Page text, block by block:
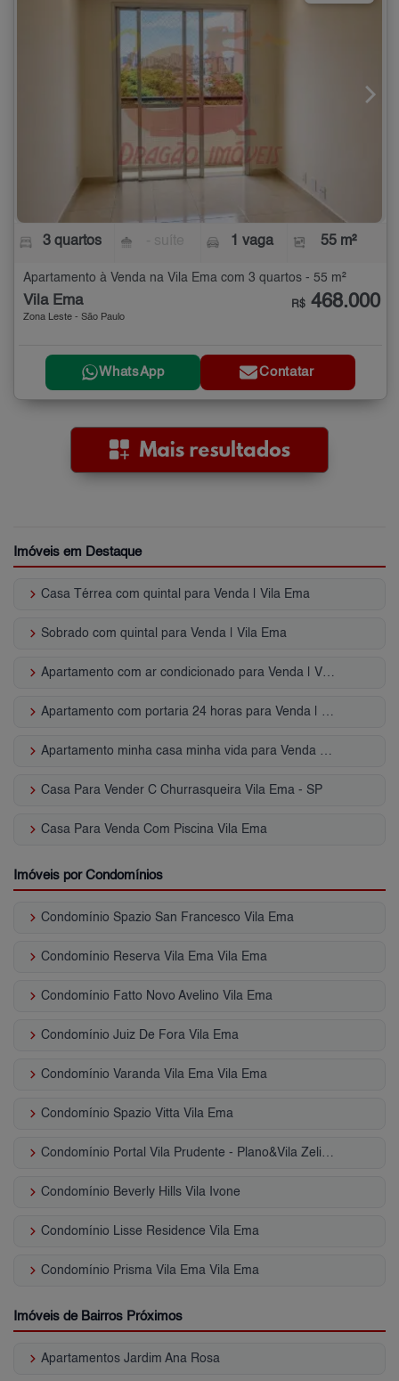
3 quartos 1 vaga 55 m²
Apartamento à Venda na Vila Ema com 3 quartos - 55 m²
Vila Ema
Zona Leste - São Paulo
R$ 468.000
WhatsApp Contatar
Imóveis em Destaque
keyboard_arrow_right Casa Térrea com quintal para Venda | Vila Ema
keyboard_arrow_right Sobrado com quintal para Venda | Vila Ema
keyboard_arrow_right Apartamento com ar condicionado para Venda | Vila Ema
keyboard_arrow_right Apartamento com portaria 24 horas para Venda | Vila Ema
keyboard_arrow_right Apartamento minha casa minha vida para Venda | Vila Ema
keyboard_arrow_right Casa Para Vender C Churrasqueira Vila Ema - SP
keyboard_arrow_right Casa Para Venda Com Piscina Vila Ema
Imóveis por Condomínios
keyboard_arrow_right Condomínio Spazio San Francesco Vila Ema
keyboard_arrow_right Condomínio Reserva Vila Ema Vila Ema
keyboard_arrow_right Condomínio Fatto Novo Avelino Vila Ema
keyboard_arrow_right Condomínio Juiz De Fora Vila Ema
keyboard_arrow_right Condomínio Varanda Vila Ema Vila Ema
keyboard_arrow_right Condomínio Spazio Vitta Vila Ema
keyboard_arrow_right Condomínio Portal Vila Prudente - Plano&Vila Zelina Vila Graciosa
keyboard_arrow_right Condomínio Beverly Hills Vila Ivone
keyboard_arrow_right Condomínio Lisse Residence Vila Ema
keyboard_arrow_right Condomínio Prisma Vila Ema Vila Ema
Imóveis de Bairros Próximos
keyboard_arrow_right Apartamentos Jardim Ana Rosa